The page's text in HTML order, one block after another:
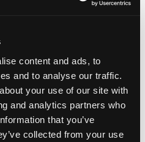
content and ads, to
and to analyse our traffic.
your use of our site with
and analytics partners who
that you’ve
collected from your use
que un factor importante
si comprar o no un
de la fruta. La NMB
para generar y
minimizará las pérdidas
cadena de suministro del